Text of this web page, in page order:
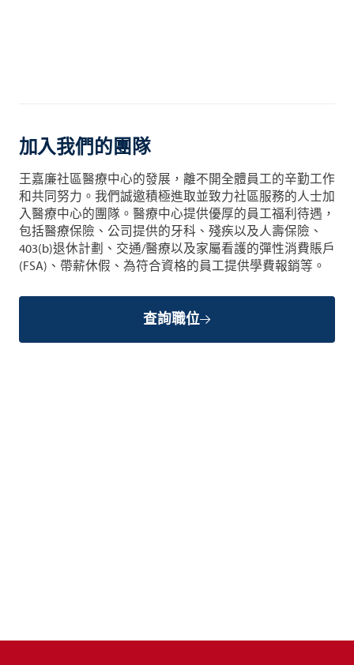
加入我們的團隊
王嘉廉社區醫療中心的發展，離不開全體員工的辛勤工作
和共同努力。我們誠邀積極進取並致力社區服務的人士加
入醫療中心的團隊。醫療中心提供優厚的員工福利待遇，
包括醫療保險、公司提供的牙科、殘疾以及人壽保險、
403(b)退休計劃、交通/醫療以及家屬看護的彈性消費賬戶
(FSA)、帶薪休假、為符合資格的員工提供學費報銷等。
查詢職位